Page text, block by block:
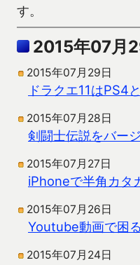
す。
2015年07月
2015年07月29日
ドラクエ11はPS4
2015年07月28日
剣闘士伝説をバー
2015年07月27日
iPhoneで半角カタ
2015年07月26日
Youtube動画で困
2015年07月24日